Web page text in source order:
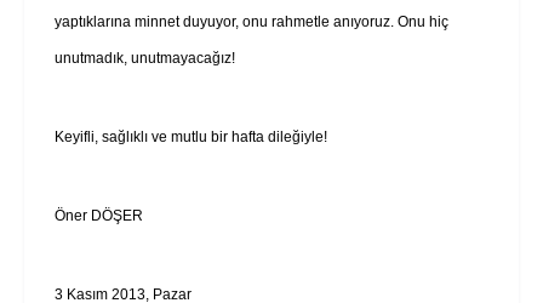
yaptıklarına minnet duyuyor, onu rahmetle anıyoruz. Onu hiç
unutmadık, unutmayacağız!
Keyifli, sağlıklı ve mutlu bir hafta dileğiyle!
Öner DÖŞER
3 Kasım 2013, Pazar